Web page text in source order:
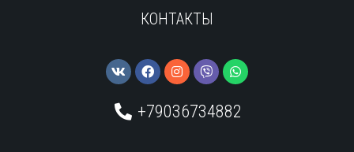
КОНТАКТЫ
+79036734882